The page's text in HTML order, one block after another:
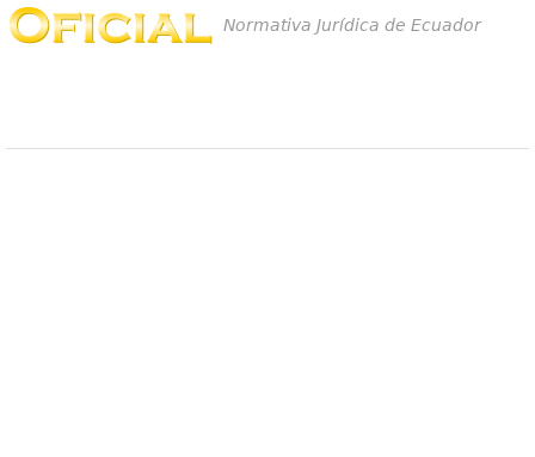
Normativa Jurídica de Ecuador